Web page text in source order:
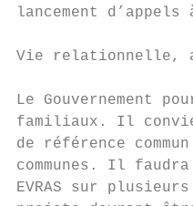
lancement
Vie relationnelle,
Le Gouvernement
familiaux. Il
de référence
communes. Il
EVRAS sur